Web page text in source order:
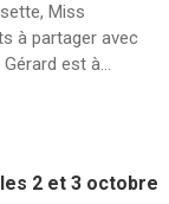
Miss
à partager avec
Gérard est à…
2 et 3 octobre